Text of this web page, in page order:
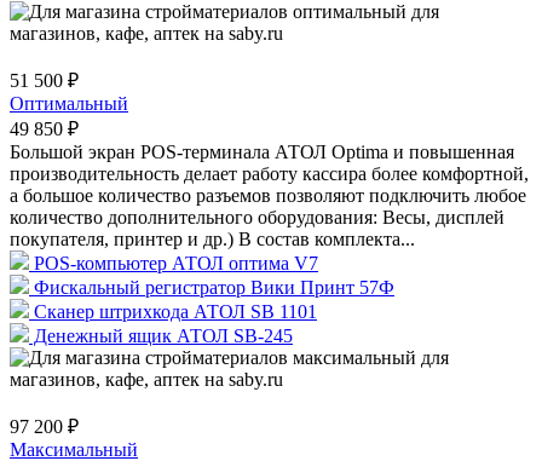
51 500 ₽
Оптимальный
49 850 ₽
Большой экран POS-терминала АТОЛ Optima и повышенная
производительность делает работу кассира более комфортной,
а большое количество разъемов позволяют подключить любое
количество дополнительного оборудования: Весы, дисплей
покупателя, принтер и др.) В состав комплекта...
POS-компьютер АТОЛ оптима V7
Фискальный регистратор Вики Принт 57Ф
Сканер штрихкода АТОЛ SB 1101
Денежный ящик АТОЛ SB-245
97 200 ₽
Максимальный